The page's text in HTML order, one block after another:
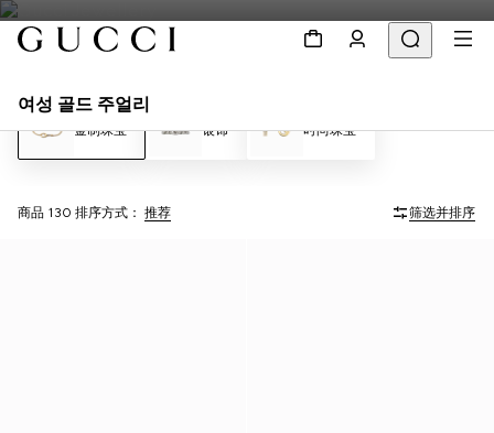
여성 골드 주얼리
金制珠宝 银饰 时尚珠宝
商品 130 排序方式： 推荐 筛选并排序